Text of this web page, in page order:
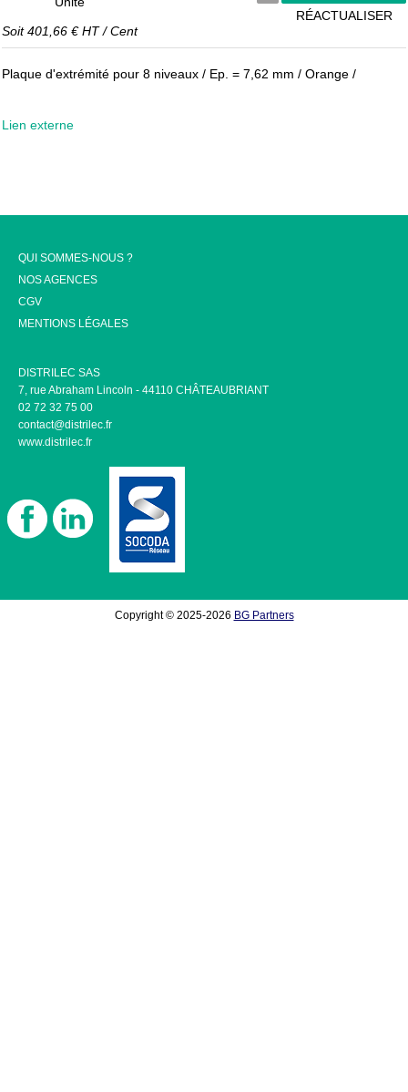
Soit401,66 € HT/Cent
RÉACTUALISER
Plaque d'extrémité pour 8 niveaux / Ep. = 7,62 mm / Orange /
Lien externe
QUI SOMMES-NOUS ?
NOS AGENCES
CGV
MENTIONS LÉGALES
DISTRILEC SAS
7, rue Abraham Lincoln - 44110 CHÂTEAUBRIANT
02 72 32 75 00
contact@distrilec.fr
www.distrilec.fr
Copyright © 2025-2026 BG Partners